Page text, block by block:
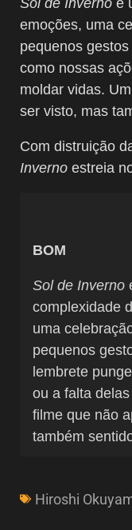
emoções, uma
pequenos
como nossas
moldar vidas.
ser visto, mas
Com distruição
Inverno estreia
BOM
Sol de Inverno
complexidade
uma
pequenos
lembrete
ou a falta
filme que não
também
Hiroshi